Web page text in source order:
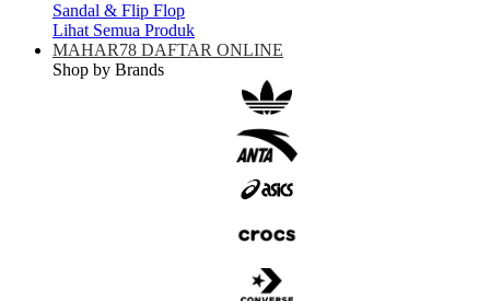
Sandal & Flip Flop
Lihat Semua Produk
MAHAR78 DAFTAR ONLINE
Shop by Brands